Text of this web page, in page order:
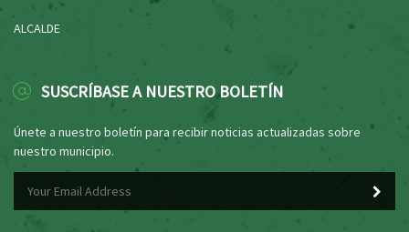
ALCALDE
SUSCRÍBASE A NUESTRO BOLETÍN
Únete a nuestro boletín para recibir noticias actualizadas sobre
nuestro municipio.